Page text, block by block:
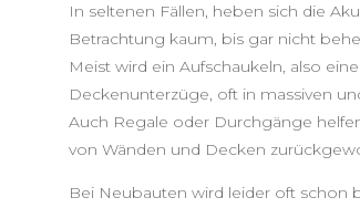
In seltenen Fällen, heben sich die
Betrachtung kaum, bis gar nicht
Meist wird ein Aufschaukeln, also
Deckenunterzüge, oft in massiven
Auch Regale oder Durchgänge
von Wänden und Decken
Bei Neubauten wird leider oft schon